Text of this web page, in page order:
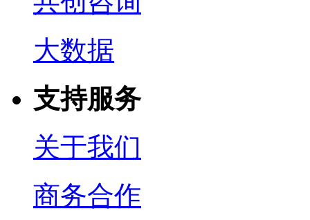
大数据
支持服务
关于我们
商务合作